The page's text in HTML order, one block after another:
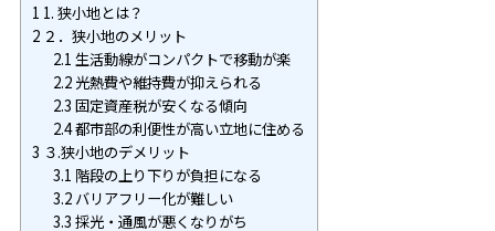
1 1. 狭小地とは？
2２．狭小地のメリット
2.1 生活動線がコンパクトで移動が楽
2.2 光熱費や維持費が抑えられる
2.3 固定資産税が安くなる傾向
2.4都市部の利便性が高い立地に住める
3 ３.狭小地のデメリット
3.1 階段の上り下りが負担になる
3.2 バリアフリー化が難しい
3.3 採光・通風が悪くなりがち